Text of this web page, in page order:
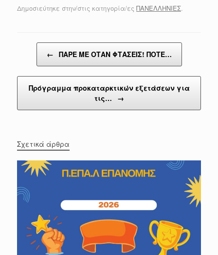
Δημοσιεύτηκε στην/στις κατηγορία/ες ΠΑΝΕΛΛΗΝΙΕΣ.
Post navigation
← ΠΑΡΕ ΜΕ ΟΤΑΝ ΦΤΑΣΕΙΣ! ΠΟΤΕ…
Πρόγραμμα προκαταρκτικών εξετάσεων για
τις…
→
Σχετικά άρθρα